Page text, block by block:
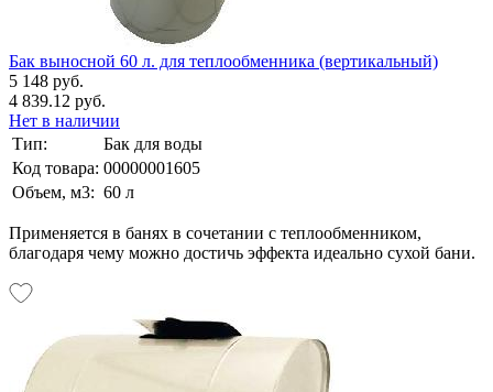
Бак выносной 60 л. для теплообменника (вертикальный)
5 148 руб.
4 839.12 руб.
Нет в наличии
Тип:
Бак для воды
Код товара: 00000001605
Объем, м3: 60 л
Применяется в банях в сочетании с теплообменником,
благодаря чему можно достичь эффекта идеально сухой бани.